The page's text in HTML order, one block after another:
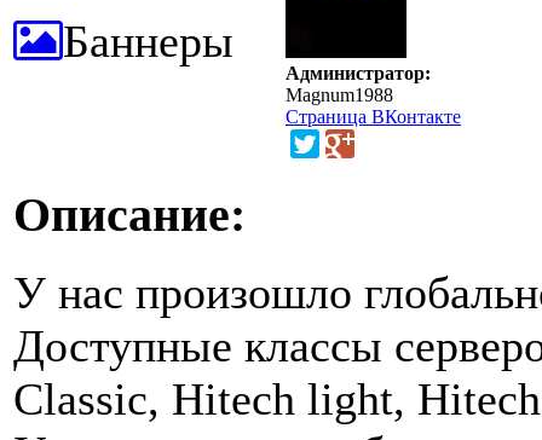
Баннеры
Администратор:
Magnum1988
Страница ВКонтакте
Описание:
У нас произошло
Доступные классы
Classic, Hitech light,